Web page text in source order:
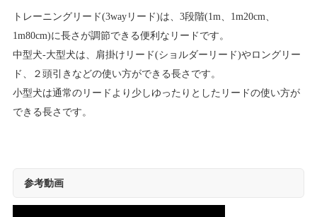
トレーニングリード(3wayリード)は、3段階(1m、1m20cm、
1m80cm)に長さが調節できる便利なリードです。
中型犬-大型犬は、肩掛けリード(ショルダーリード)やロングリー
ド、２頭引きなどの使い方ができる長さです。
小型犬は通常のリードより少しゆったりとしたリードの使い方が
できる長さです。
参考動画